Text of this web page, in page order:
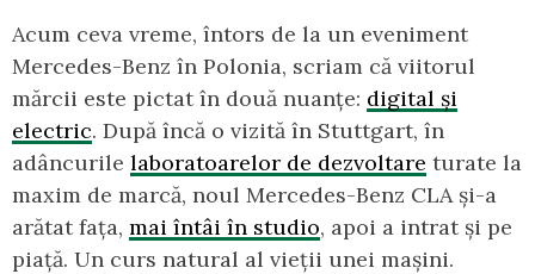
Acum ceva vreme, întors de la un eveniment
Mercedes-Benz în Polonia, scriam că viitorul
mărcii este pictat în două nuanțe: digital și
electric. După încă o vizită în Stuttgart, în
adâncurile laboratoarelor de dezvoltare turate la
maxim de marcă, noul Mercedes-Benz CLA și-a
arătat fața, mai întâi în studio, apoi a intrat și pe
piață. Un curs natural al vieții unei mașini.